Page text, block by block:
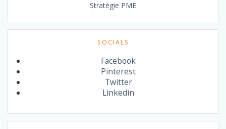
Stratégie PME
SOCIALS
Facebook
Pinterest
Twitter
Linkedin